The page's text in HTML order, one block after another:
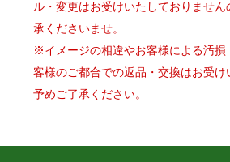
ル・変更はお受けいたしておりません
承くださいませ。
※イメージの相違やお客様による汚損
客様のご都合での返品・交換はお受け
予めご了承ください。